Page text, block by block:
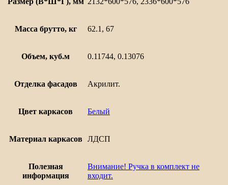
Масса брутто, кг 62.1, 67
Объем, куб.м 0.11744, 0.13076
Отделка фасадов Акрилит.
Цвет каркасов Белый
Материал каркасов ЛДСП
Полезная
информация
Внимание! Ручка в комплект не
входит.